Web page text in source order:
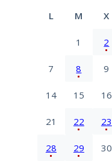
L M X
1 2
7 8 9
14 15 16
21 22 23
28 29 30